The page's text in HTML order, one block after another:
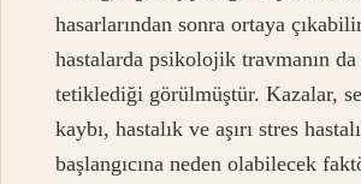
hasarlarından sonra ortaya
hastalarda psikolojik travmanın
tetiklediği görülmüştür. Kazalar,
kaybı, hastalık ve aşırı stres
başlangıcına neden olabilecek